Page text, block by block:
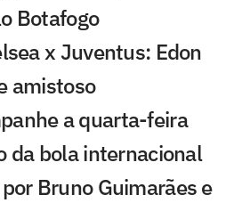
Botafogo
x Juventus: Edon
amistoso
a quarta-feira
da bola internacional
Bruno Guimarães e